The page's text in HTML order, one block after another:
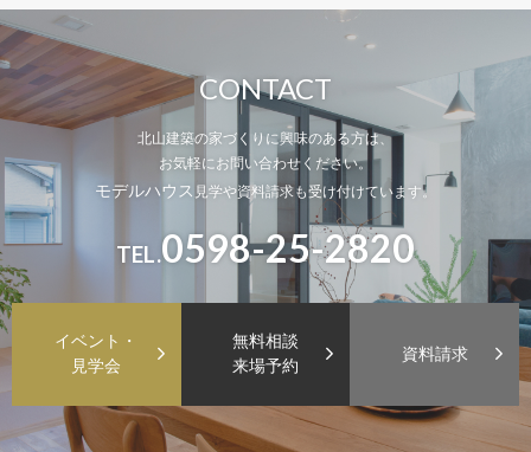
CONTACT
北山建築の家づくりに興味のある方は、
お気軽にお問い合わせください。
モデルハウス 見学や資料請求も受け付けています。
TEL.0598-25-2820
イベント・
見学会
無料相談
来場予約
資料請求